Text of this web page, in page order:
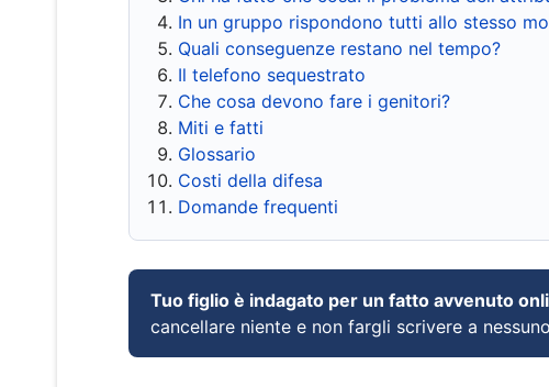
In un gruppo rispondono tutti allo stesso
Quali conseguenze restano nel tempo?
Il telefono sequestrato
Che cosa devono fare i genitori?
Miti e fatti
Glossario
Costi della difesa
Domande frequenti
Tuo figlio è indagato per un fatto avvenuto
cancellare niente e non fargli scrivere a